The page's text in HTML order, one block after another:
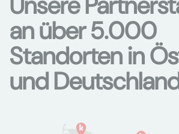
an über 5.000
Standorten in
und